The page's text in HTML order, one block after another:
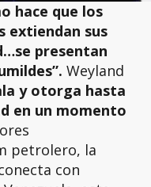
hace que los
extiendan sus
presentan
Weyland
y otorga hasta
en un momento
petrolero, la
con